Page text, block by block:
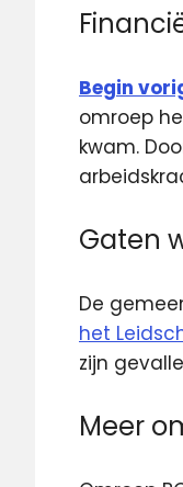
Begin
omroep
kwam.
Gaten
De
het
zijn
Meer